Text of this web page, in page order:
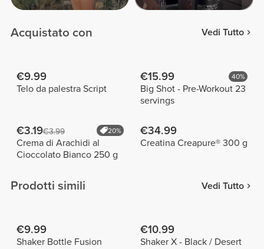
Acquistato con Vedi Tutto
€9.99
Telo da palestra Script
€15.99 40%
Big Shot - Pre-Workout 23
servings
€3.19€3.99 20%
Crema di Arachidi al
Cioccolato Bianco 250 g
€34.99
Creatina Creapure® 300 g
Prodotti simili Vedi Tutto
€9.99
Shaker Bottle Fusion
€10.99
Shaker X - Black / Desert